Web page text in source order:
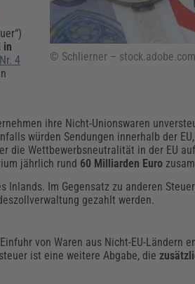
© Schlierner – stock.adobe.com
in
4
ihre Nicht-Unionswaren
würden Sendungen innerhalb der
die Wettbewerbsneutralität in der EU
jährlich rund 60 Milliarden Euro
Inlands. Im Gegensatz zu anderen
gezahlt werden.
von Waren aus Nicht-EU-Ländern
ist eine weitere Abgabe, die